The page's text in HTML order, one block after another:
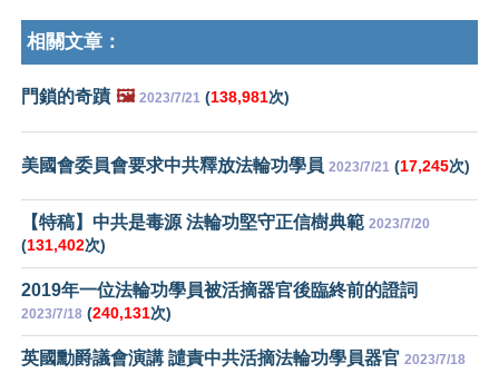
相關文章：
門鎖的奇蹟 🖼️ 2023/7/21 (138,981次)
美國會委員會要求中共釋放法輪功學員 2023/7/21 (17,245次)
【特稿】中共是毒源 法輪功堅守正信樹典範 2023/7/20
(131,402次)
2019年一位法輪功學員被活摘器官後臨終前的證詞
2023/7/18 (240,131次)
英國勳爵議會演講 譴責中共活摘法輪功學員器官 2023/7/18